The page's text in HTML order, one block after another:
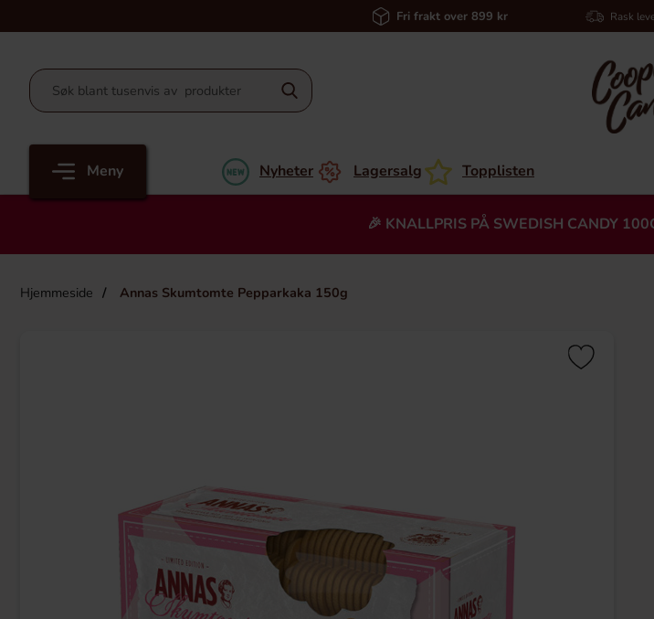
Fri frakt over 899 kr Rask
Meny Nyheter Lagersalg Topplisten
🎉 KNALLPRIS PÅ SWEDISH CANDY
Hjemmeside Annas Skumtomte Pepparkaka 150g
Heading